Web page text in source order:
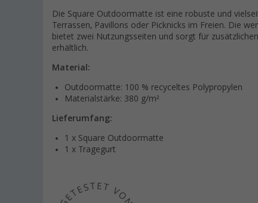
Die Square Outdoormatte ist eine robuste und
Terrassen, Pavillons oder Picknicks im Freien. Die
bietet zwei Nutzungsseiten und sorgt für
erhältlich.
Material:
Outdoormatte: 100 % recyceltes Polypropylen
Materialstärke: 380 g/m²
Lieferumfang:
1 x Square Outdoormatte
1 x Tragegurt